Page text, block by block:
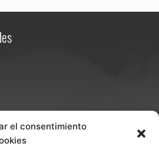
el consentimiento
de venta